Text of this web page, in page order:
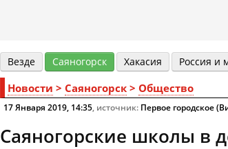
Везде Cаяногорск Хакасия Россия и
Новости > Cаяногорск > Общество
17 Января 2019, 14:35, источник: Первое городское
Саяногорские школы в